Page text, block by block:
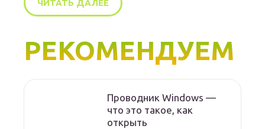
ЧИТАТЬ ДАЛЕЕ
РЕКОМЕНДУЕМ
Проводник Windows —
что это такое, как
открыть